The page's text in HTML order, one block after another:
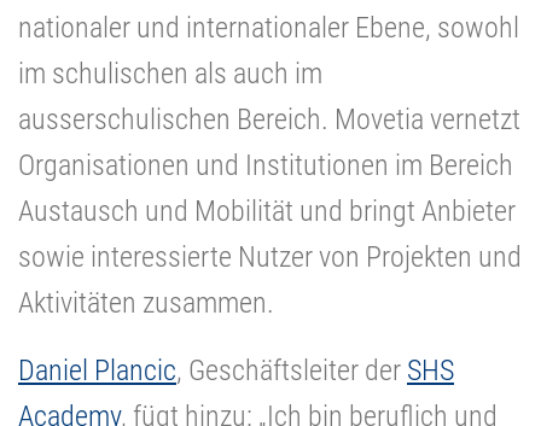
nationaler und internationaler Ebene, sowohl
im schulischen als auch im
ausserschulischen Bereich. Movetia vernetzt
Organisationen und Institutionen im Bereich
Austausch und Mobilität und bringt Anbieter
sowie interessierte Nutzer von Projekten und
Aktivitäten zusammen.
Daniel Plancic, Geschäftsleiter der SHS
Academy, fügt hinzu: „Ich bin beruflich und